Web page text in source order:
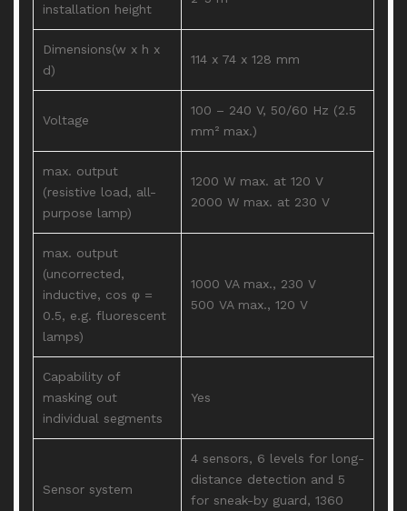
installation height
Dimensions(w x h x
d)
114 x 74 x 128 mm
Voltage
100 – 240 V, 50/60 Hz (2.5
mm² max.)
max. output
(resistive load, all-
purpose lamp)
1200 W max. at 120 V
2000 W max. at 230 V
max. output
(uncorrected,
inductive, cos φ =
0.5, e.g. fluorescent
lamps)
1000 VA max., 230 V
500 VA max., 120 V
Capability of
masking out
individual segments
Yes
Sensor system
4 sensors, 6 levels for long-
distance detection and 5
for sneak-by guard, 1360